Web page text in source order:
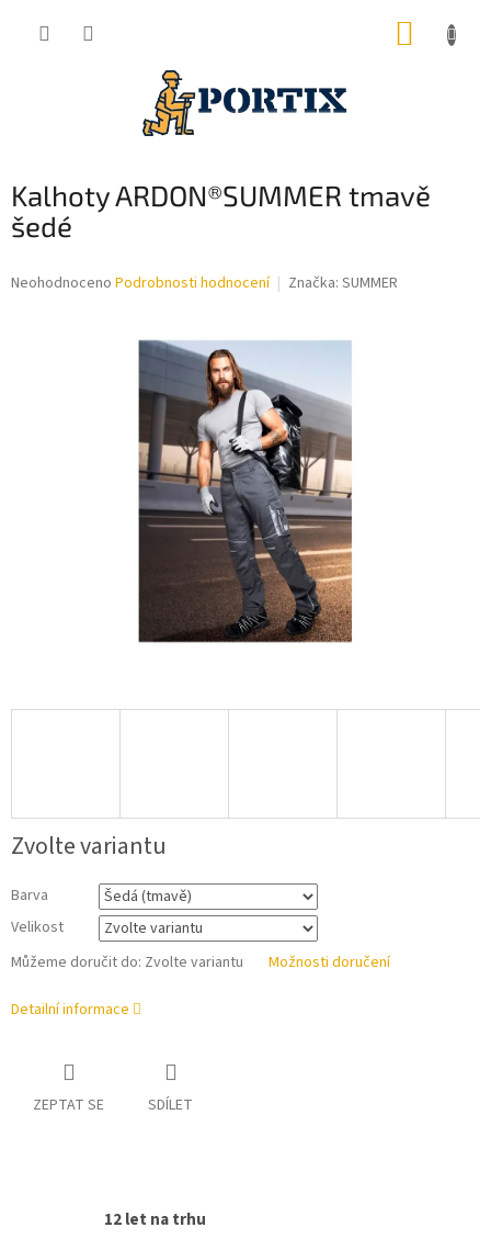
Kalhoty ARDON®SUMMER tmavě
šedé
Průměrné
Neohodnoceno Podrobnosti hodnocení Značka: SUMMER
Zvolte variantu
Barva
Velikost
Můžeme doručit do: Zvolte variantu Možnosti doručení
Detailní informace
ZEPTAT SE SDÍLET
12 let na trhu